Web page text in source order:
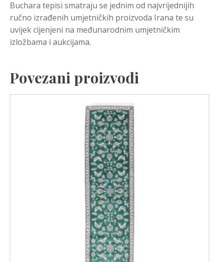
Buchara tepisi smatraju se jednim od najvrijednijih
ručno izrađenih umjetničkih proizvoda Irana te su
uvijek cijenjeni na međunarodnim umjetničkim
izložbama i aukcijama.
Povezani proizvodi